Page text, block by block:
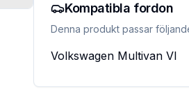
Kompatibla fordon
Denna produkt passar
Volkswagen Multivan VI